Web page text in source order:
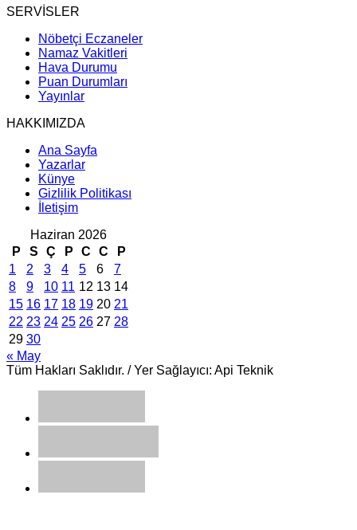
SERVİSLER
Nöbetçi Eczaneler
Namaz Vakitleri
Hava Durumu
Puan Durumları
Yayınlar
HAKKIMIZDA
Ana Sayfa
Yazarlar
Künye
Gizlilik Politikası
İletişim
Haziran 2026
P
S Ç P C C
P
1
2 3 4 5 6
7
8
9 10 11 12 13 14
15 16 17 18 19 20 21
22 23 24 25 26 27 28
29 30
« May
Tüm Hakları Saklıdır. / Yer Sağlayıcı: Api Teknik